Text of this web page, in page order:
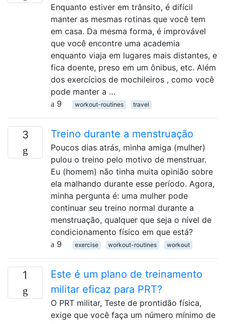
Enquanto estiver em trânsito, é difícil
manter as mesmas rotinas que você tem
em casa. Da mesma forma, é improvável
que você encontre uma academia
enquanto viaja em lugares mais distantes, e
fica doente, preso em um ônibus, etc. Além
dos exercícios de mochileiros , como você
pode manter a …
9
workout-routines travel
3 Treino durante a menstruação
Poucos dias atrás, minha amiga (mulher)
pulou o treino pelo motivo de menstruar.
Eu (homem) não tinha muita opinião sobre
ela malhando durante esse período. Agora,
minha pergunta é: uma mulher pode
continuar seu treino normal durante a
menstruação, qualquer que seja o nível de
condicionamento físico em que está?
9
exercise workout-routines workout
1
Este é um plano de treinamento
militar eficaz para PRT?
O PRT militar, Teste de prontidão física,
exige que você faça um número mínimo de